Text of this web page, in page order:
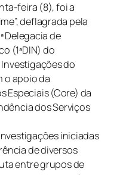
feira (8), foi a
deflagrada pela
Delegacia de
(1ªDIN) do
do
o apoio da
Especiais (Core) da
dos Serviços
iniciadas
de diversos
entre grupos de